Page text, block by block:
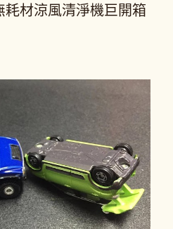
耗材涼風清淨機巨開箱